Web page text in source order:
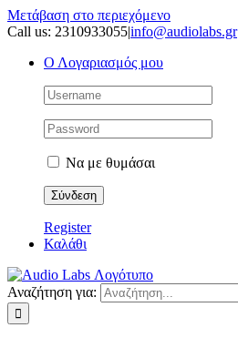
Μετάβαση στο περιεχόμενο
Call us: 2310933055|info@audiolabs.gr
Ο Λογαριασμός μου
Να με θυμάσαι
Register
Καλάθι
Αναζήτηση για: